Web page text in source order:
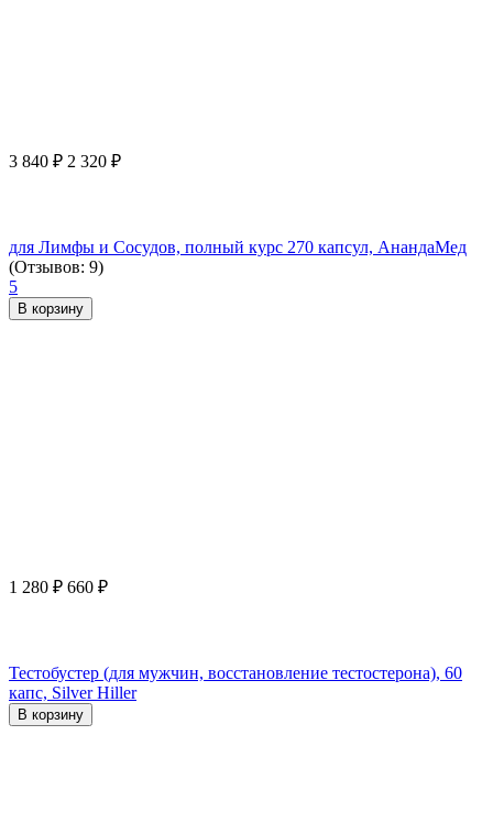
3 840 ₽ 2 320 ₽
для Лимфы и Сосудов, полный курс 270 капсул, АнандаМед
(Отзывов: 9)
5
В корзину
1 280 ₽ 660 ₽
Тестобустер (для мужчин, восстановление тестостерона), 60
капс, Silver Hiller
В корзину